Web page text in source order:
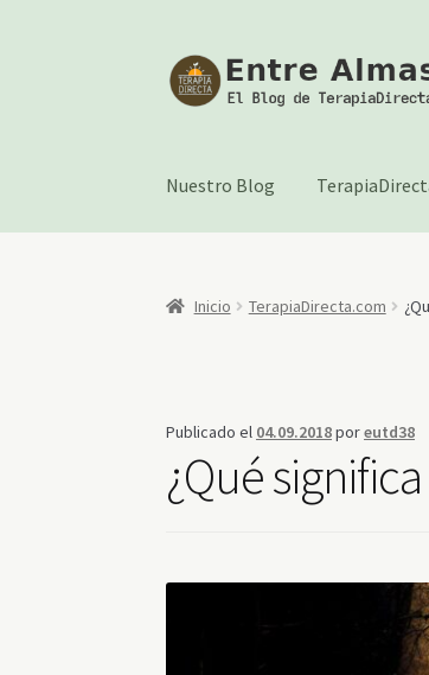
Ir
a
Ir
al
Nuestro Blog
Inicio TerapiaDirecta.com
Publicado el 04.09.2018poreutd38
¿Qué